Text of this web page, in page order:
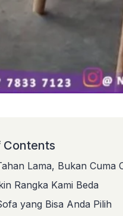
Contents
Lama, Bukan Cuma
Rangka Kami Beda
yang Bisa Anda Pilih